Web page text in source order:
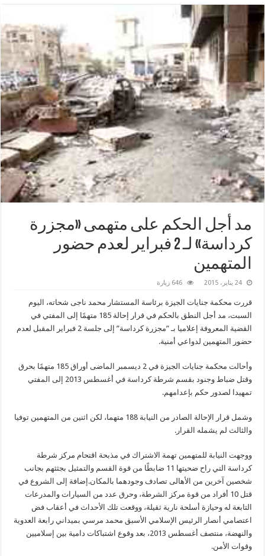
مد أجل الحكم على متهمى «مجزرة
كرداسة» لـ 2 فبراير لعدم حضور
المتهمين
24 يناير، 2015 646 زيارة
قررت محكمة جنايات الجيزة برئاسة المستشار محمد ناجى شحاته، اليوم
السبت، مد أجل النطق بالحكم في قرار إحالة 185 متهمًا إلى المفتي في
القضية المعروفة إعلاميا بـ ”مجزرة كرداسة” إلى جلسة 2 فبراير المقبل لعدم
حضور المتهمين لدواعي أمنية.
وأحالت محكمة جنايات الجيزة في 2 ديسمبر الماضى أوراق 185 متهمًا بحرق
وقتل ضباط وجنود بقسم شرطة كرداسة في أغسطس 2013 إلى المفتي
تمهيدا لصدور حكم بإعدامهم.
وشمل قرار الإحالة الصادر من النيابة 188 متهما، لكن اثنين من المتهمين توفيا
والثالث لم يشمله القرار.
ووجهت النيابة للمتهمين تهمة الاشتراك في مذبحة اقتحام مركز شرطة
كرداسة التي راح ضحيتها 11 ضابطًا من قوة القسم والتمثيل بجثثهم بجانب
شخصين آخرين من الأهالى تصادف وجودهما بالمكان.إضافة إلى الشروع في
قتل 10 أفراد من قوة مركز الشرطة، وحرق عدد من السيارات والمدرعات
التابعة له وحيازة أسلحة نارية ثقيلة، ووقعت تلك الأحداث في أعقاب فض
اعتصامي أنصار الرئيس الإسلامي الأسبق محمد مرسي بميداني رابعة العدوية
والنهضة، منتصف أغسطس 2013، بعد وقوع اشتباكات دامية بين إسلاميين
وقوات الأمن.